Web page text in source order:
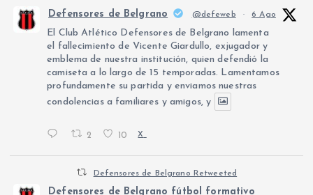
Defensores de Belgrano @defeweb · 6 Ago
El Club Atlético Defensores de Belgrano lamenta
el fallecimiento de Vicente Giardullo, exjugador y
emblema de nuestra institución, quien defendió la
camiseta a lo largo de 15 temporadas. Lamentamos
profundamente su partida y enviamos nuestras
condolencias a familiares y amigos, y
2 10 X
Defensores de Belgrano Retweeted
Defensores de Belgrano fútbol formativo